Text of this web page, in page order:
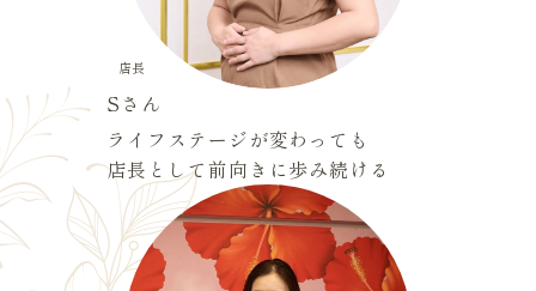
店長
Sさん
ライフステージが変わっても
店長として前向きに歩み続ける